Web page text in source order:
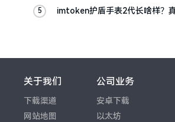
imtoken护盾手表2代长啥样？
关于我们
下载渠道
网站地图
公司业务
安卓下载
以太坊